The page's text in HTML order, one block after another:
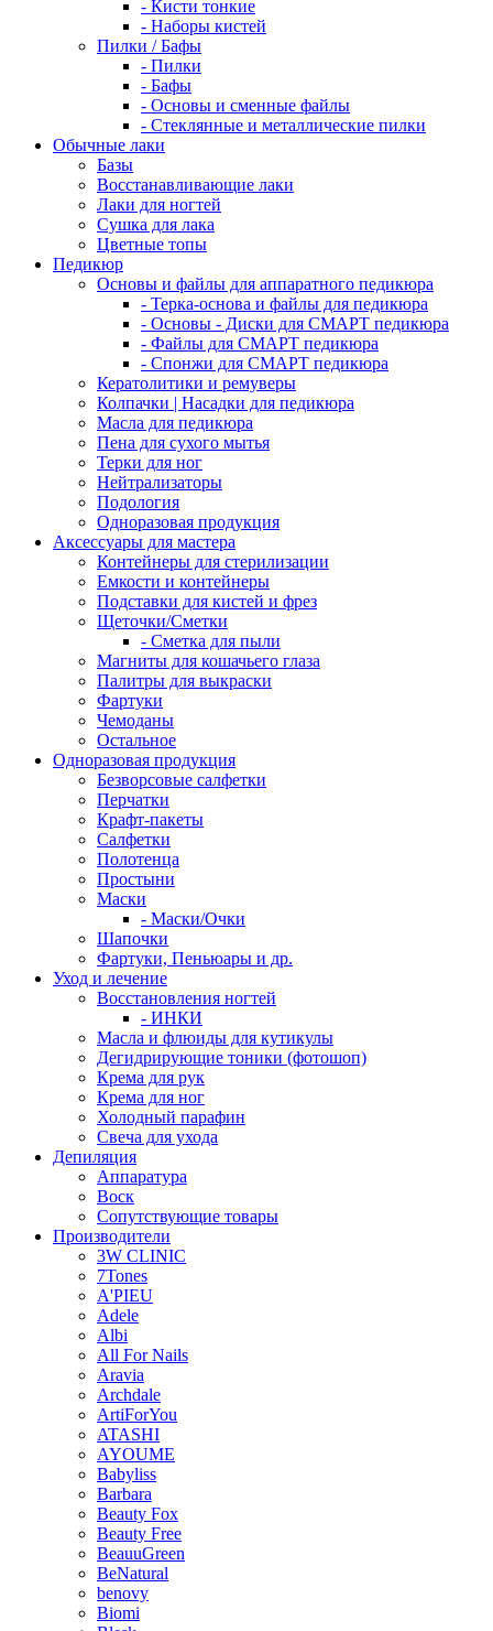
- Кисти тонкие
- Наборы кистей
Пилки / Бафы
- Пилки
- Бафы
- Основы и сменные файлы
- Стеклянные и металлические пилки
Обычные лаки
Базы
Восстанавливающие лаки
Лаки для ногтей
Сушка для лака
Цветные топы
Педикюр
Основы и файлы для аппаратного педикюра
- Терка-основа и файлы для педикюра
- Основы - Диски для СМАРТ педикюра
- Файлы для СМАРТ педикюра
- Спонжи для СМАРТ педикюра
Кератолитики и ремуверы
Колпачки | Насадки для педикюра
Масла для педикюра
Пена для сухого мытья
Терки для ног
Нейтрализаторы
Подология
Одноразовая продукция
Аксессуары для мастера
Контейнеры для стерилизации
Емкости и контейнеры
Подставки для кистей и фрез
Щеточки/Сметки
- Сметка для пыли
Магниты для кошачьего глаза
Палитры для выкраски
Фартуки
Чемоданы
Остальное
Одноразовая продукция
Безворсовые салфетки
Перчатки
Крафт-пакеты
Салфетки
Полотенца
Простыни
Маски
- Маски/Очки
Шапочки
Фартуки, Пеньюары и др.
Уход и лечение
Восстановления ногтей
- ИНКИ
Масла и флюиды для кутикулы
Дегидрирующие тоники (фотошоп)
Крема для рук
Крема для ног
Холодный парафин
Свеча для ухода
Депиляция
Аппаратура
Воск
Сопутствующие товары
Производители
3W CLINIC
7Tones
A'PIEU
Adele
Albi
All For Nails
Aravia
Archdale
ArtiForYou
ATASHI
AYOUME
Babyliss
Barbara
Beauty Fox
Beauty Free
BeauuGreen
BeNatural
benovy
Biomi